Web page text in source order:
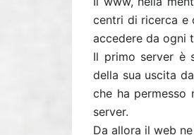
centri di ricerca e
accedere da ogni
Il primo server è
della sua uscita
che ha permesso
server.
Da allora il web